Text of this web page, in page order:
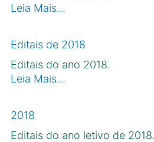
Leia Mais…
Editais de 2018
Editais do ano 2018.
Leia Mais…
2018
Editais do ano letivo de 2018.